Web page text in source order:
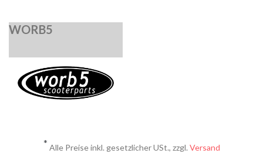
WORB5
* Alle Preise inkl. gesetzlicher USt., zzgl. Versand